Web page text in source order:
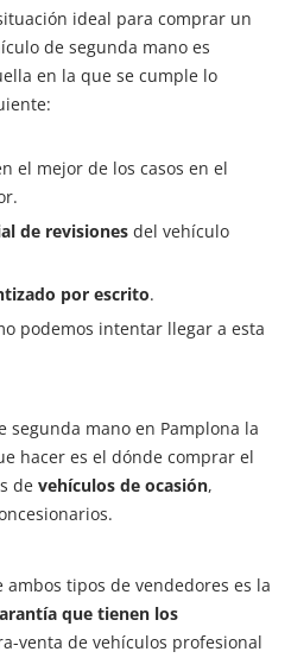
ideal para comprar un
de segunda mano es
en la que se cumple lo
el mejor de los casos en el
de revisiones del vehículo
por escrito.
podemos intentar llegar a esta
segunda mano en Pamplona la
hacer es el dónde comprar el
de vehículos de ocasión,
tipos de vendedores es la
que tienen los
venta de vehículos profesional